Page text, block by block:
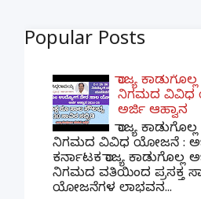
Popular Posts
ರಾಜ್ಯ
ನಿಗಮದ ವಿವಿಧ
ಅರ್ಜಿ ಆಹ್ವಾನ
ರಾಜ್ಯ
ನಿಗಮದ ವಿವಿಧ ಯೋಜನೆ :
ಕರ್ನಾಟಕ ರಾಜ್ಯ ಕಾಡುಗೊಲ್ಲ
ನಿಗಮದ ವತಿಯಿಂದ ಪ್ರಸಕ್ತ
ಯೋಜನೆಗಳ ಲಾಭವನ...